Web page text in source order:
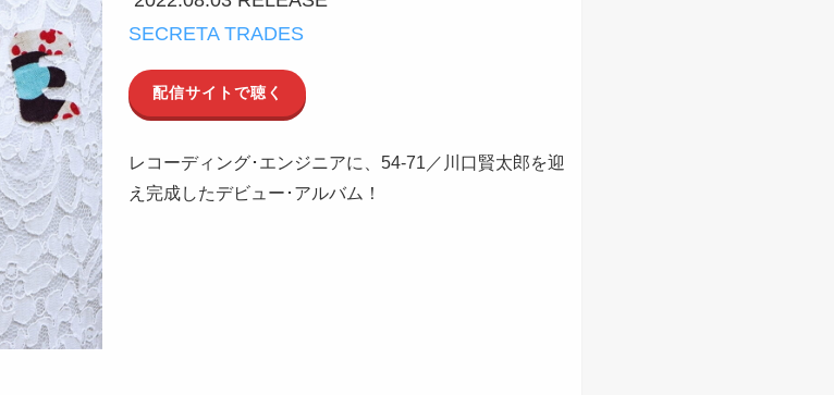
SECRETA TRADES
配信サイトで聴く
レコーディング･エンジニアに、54-71／川口賢太郎を迎
え完成したデビュー･アルバム！